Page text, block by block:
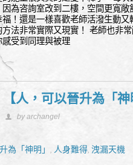
因為咨詢室改到二樓，空間更寬
福！還是一樣喜歡老師活潑生動
方法非常實際又現實！ 老師也非
感受到同理與被理
【人，可以晉升為「
by archangel
為「神明」 , 人身難得,洩漏天機